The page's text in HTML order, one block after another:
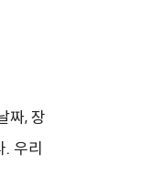
짜, 장
우리